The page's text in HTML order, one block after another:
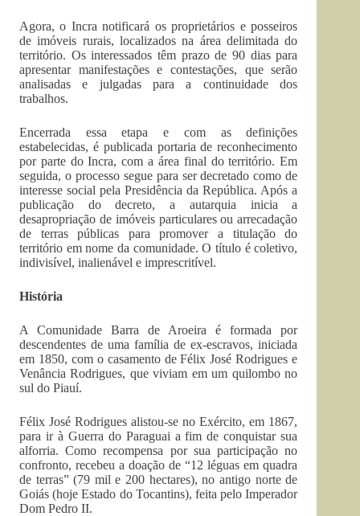
Agora, o Incra notificará os proprietários e posseiros
de imóveis rurais, localizados na área delimitada do
território. Os interessados têm prazo de 90 dias para
apresentar manifestações e contestações, que serão
analisadas e julgadas para a continuidade dos
trabalhos.
Encerrada essa etapa e com as definições
estabelecidas, é publicada portaria de reconhecimento
por parte do Incra, com a área final do território. Em
seguida, o processo segue para ser decretado como de
interesse social pela Presidência da República. Após a
publicação do decreto, a autarquia inicia a
desapropriação de imóveis particulares ou arrecadação
de terras públicas para promover a titulação do
território em nome da comunidade. O título é coletivo,
indivisível, inalienável e imprescritível.
História
A Comunidade Barra de Aroeira é formada por
descendentes de uma família de ex-escravos, iniciada
em 1850, com o casamento de Félix José Rodrigues e
Venância Rodrigues, que viviam em um quilombo no
sul do Piauí.
Félix José Rodrigues alistou-se no Exército, em 1867,
para ir à Guerra do Paraguai a fim de conquistar sua
alforria. Como recompensa por sua participação no
confronto, recebeu a doação de “12 léguas em quadra
de terras” (79 mil e 200 hectares), no antigo norte de
Goiás (hoje Estado do Tocantins), feita pelo Imperador
Dom Pedro II.